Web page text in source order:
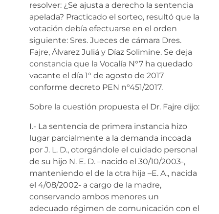
resolver: ¿Se ajusta a derecho la sentencia
apelada? Practicado el sorteo, resultó que la
votación debía efectuarse en el orden
siguiente: Sres. Jueces de cámara Dres.
Fajre, Álvarez Juliá y Díaz Solimine. Se deja
constancia que la Vocalía N°7 ha quedado
vacante el día 1° de agosto de 2017
conforme decreto PEN n°451/2017.
Sobre la cuestión propuesta el Dr. Fajre dijo:
I.- La sentencia de primera instancia hizo
lugar parcialmente a la demanda incoada
por J. L. D., otorgándole el cuidado personal
de su hijo N. E. D. –nacido el 30/10/2003-,
manteniendo el de la otra hija –E. A., nacida
el 4/08/2002- a cargo de la madre,
conservando ambos menores un
adecuado régimen de comunicación con el